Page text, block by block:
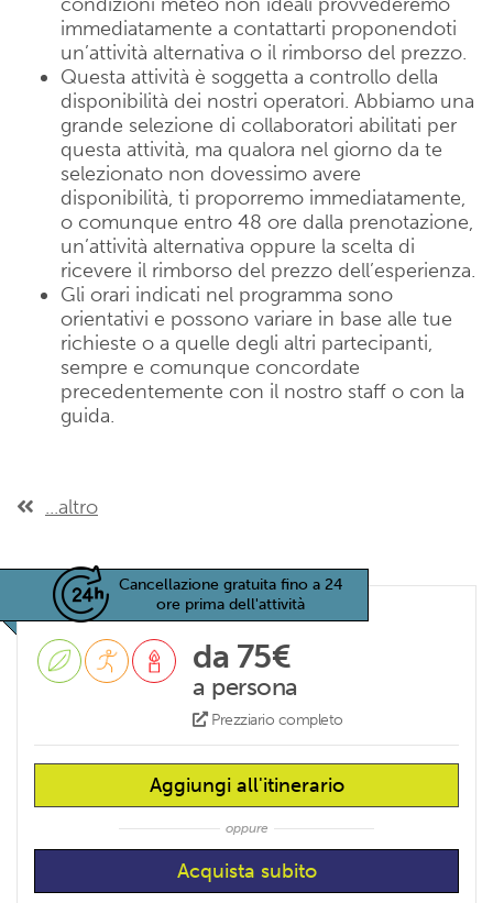
immediatamente a contattarti proponendoti
un’attività alternativa o il rimborso del prezzo.
Questa attività è soggetta a controllo della
disponibilità dei nostri operatori. Abbiamo una
grande selezione di collaboratori abilitati per
questa attività, ma qualora nel giorno da te
selezionato non dovessimo avere
disponibilità, ti proporremo immediatamente,
o comunque entro 48 ore dalla prenotazione,
un’attività alternativa oppure la scelta di
ricevere il rimborso del prezzo dell’esperienza.
Gli orari indicati nel programma sono
orientativi e possono variare in base alle tue
richieste o a quelle degli altri partecipanti,
sempre e comunque concordate
precedentemente con il nostro staff o con la
guida.
...altro
Cancellazione gratuita fino a 24
ore prima dell'attività
da 75€
a persona
Prezziario completo
Aggiungi all'itinerario
oppure